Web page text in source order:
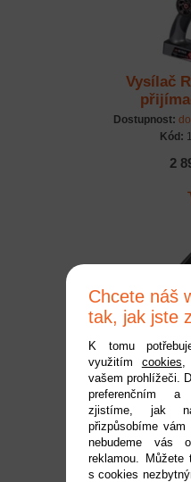
Vysílač
Dostupnost:
Kód:
2
Dostupnost:
Kód:
8
Chcete náš
tak, jak jste
K tomu
využitím cookies,
vašem prohlížeči.
preferenčním a
zjistíme, jak
přizpůsobíme vám
nebudeme vás
reklamou. Můžete
s cookies